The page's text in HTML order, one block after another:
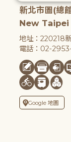
新北市圖(總
New
地址：220218
電話：02-
Google 地圖